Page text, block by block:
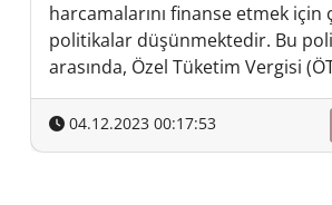
harcamalarını finanse etmek için
politikalar düşünmektedir. Bu
arasında, Özel Tüketim Vergisi
04.12.2023 00:17:53